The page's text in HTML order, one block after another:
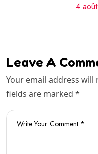
4
Leave A
Your email address
fields are marked *